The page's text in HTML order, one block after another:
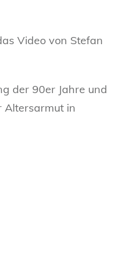
Video von Stefan
der 90er Jahre und
Altersarmut in